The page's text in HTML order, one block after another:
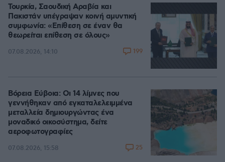
Τουρκία, Σαουδική Αραβία και
Πακιστάν υπέγραψαν κοινή αμυντική
συμφωνία: «Επίθεση σε έναν θα
θεωρείται επίθεση σε όλους»
07.08.2026, 14:10 199
Βόρεια Εύβοια: Οι 14 λίμνες που
γεννήθηκαν από εγκαταλελειμμένα
μεταλλεία δημιουργώντας ένα
μοναδικό οικοσύστημα, δείτε
αεροφωτογραφίες
07.08.2026, 15:58 25